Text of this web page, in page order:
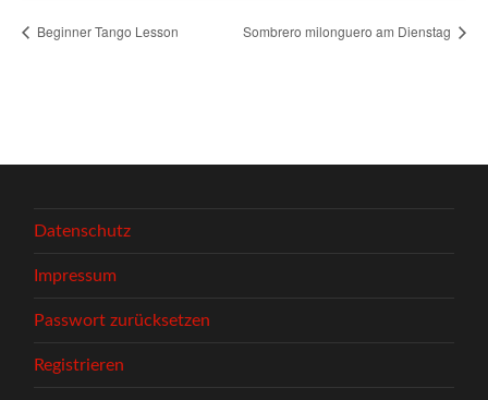
Beginner Tango Lesson Sombrero milonguero am Dienstag
Datenschutz
Impressum
Passwort zurücksetzen
Registrieren